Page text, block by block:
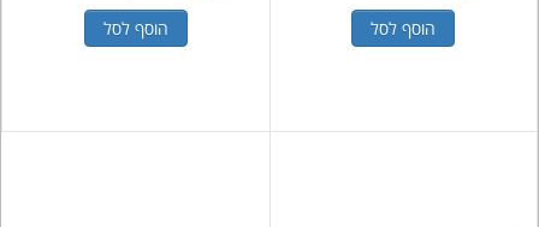
הוסף לסל הוסף לסל